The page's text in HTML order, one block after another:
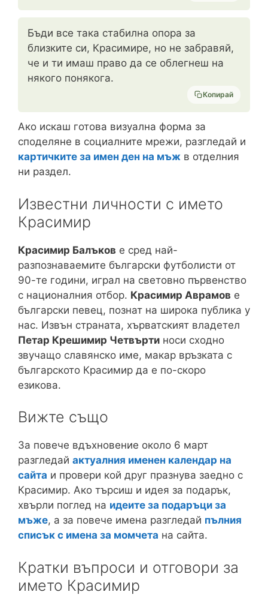
Бъди все така стабилна опора за
близките си, Красимире, но не забравяй,
че и ти имаш право да се облегнеш на
някого понякога.
Копирай
Ако искаш готова визуална форма за
споделяне в социалните мрежи, разгледай и
картичките за имен ден на мъж в отделния
ни раздел.
Известни личности с името
Красимир
Красимир Балъков е сред най-
разпознаваемите български футболисти от
90-те години, играл на световно първенство
с националния отбор. Красимир Аврамов е
български певец, познат на широка публика у
нас. Извън страната, хърватският владетел
Петар Крешимир Четвърти носи сходно
звучащо славянско име, макар връзката с
българското Красимир да е по-скоро
езикова.
Вижте също
За повече вдъхновение около 6 март
разгледай актуалния именен календар на
сайта и провери кой друг празнува заедно с
Красимир. Ако търсиш и идея за подарък,
хвърли поглед на идеите за подаръци за
мъже, а за повече имена разгледай пълния
списък с имена за момчета на сайта.
Кратки въпроси и отговори за
името Красимир